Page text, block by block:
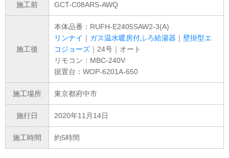
施工前 GCT-C08ARS-AWQ
施工後
本体品番：RUFH-E2405SAW2-3(A)
リンナイ ｜ ガス温水暖房付ふろ給湯器 ｜ 壁掛型エ
コジョーズ ｜24号｜オート
リモコン：MBC-240V
据置台：WOP-6201A-650
施工場所 東京都府中市
施行日 2020年11月14日
施工時間 約5時間